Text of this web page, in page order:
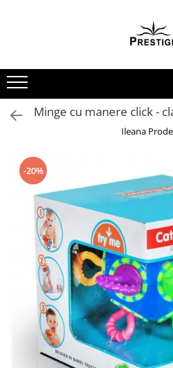
Noutati
Promotii
Pachete Speciale Carti
Spiritualitate - Ezoterism
Arte Divinatorii
Astrologie
Chiromantie
Dezvoltare Spirituala
KidConnection
Minte Corp
New Illuminati Files
Numerologie
Paranormal
Parapsihologie
Minge cu manere click -
Ileana
-20%